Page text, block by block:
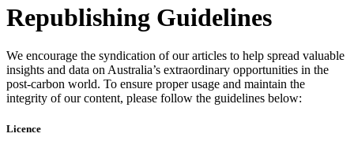
Republishing Guidelines​​​​‌ ‍ ​‍​‍‌‍ ‌ ​‍‌‍‍‌‌‍‌ ‌‍‍‌‌‍ ‍​‍​‍​ ‍‍​‍​‍‌ ​ ‌‍​‌‌‍ ‍‌‍‍‌‌ ‌​‌ ‍‌​‍ ‍‌‍‍‌‌‍ ​‍​‍​‍ ​​‍​‍‌‍‍​‌ ​‍‌‍‌‌‌‍‌‍​‍​‍​ ‍‍​‍​‍‌‍‍​‌ ‌​‌ ‌​‌ ​​​ ‍‍​‍ ​‍ ‌‍ ​‌‍ ‌‍​ ‌‍​‌‌‍ ​‌‍‍​‌‍ ‌ ​ ‌ ‌​​ ‍‍​ ​ ​ ​ ​ ​ ​ ​ ​‍ ‌‍‍‌‌‍ ‍‌ ‌​‌‍‌‌‌‍ ‍‌ ‌​​‍ ‌‍‌‌‌‍‌​‌‍‍‌‌ ‌​​‍ ‌‍ ‌‌‍ ‌‍‌​‌‍‌‌​ ‌‌ ​​‌ ​‍‌‍‌‌‌ ​ ‌‍‌‌‌‍ ‍‌ ‌​‌‍​‌‌ ‌​‌‍‍‌‌‍ ‌‍ ‍​ ‍ ‌‍‍‌‌‍‌​​ ‌‌‍‌​​ ‌ ‌‍​‌​ ‍‌‌‍​ ‌‍​‌​ ‍​​ ‌​​‍ ‌​ ‍​​ ‌‌​ ‌ ‌‍​‍​‍ ‌​ ‌​‌‍​‌‌‍​‌​ ​‌​‍ ‌‌‍​‍​ ‍​​ ​​​ ​‌​‍ ‌​ ​ ​ ‍‌‌‍​‍​ ​‌​ ​​​ ​ ​ ‌ ‌‍​‍​ ​‍​ ‍​​ ‌‍​ ‌ ​ ‍ ‌ ‌​‌ ‍‌‌ ​​‌‍‌‌​ ‌‌ ​​‌‍​‌‌‍‌ ‌‍‌‌​ ‍ ‌ ​​‌‍​‌‌ ‌​‌‍‍​​ ‌‌ ‌​‌‍‍‌‌ ‌​‌‍ ​‌‍‌‌​ ‌‍​‍‌‍​‌‌ ​ ‌‍‌‌‌‌‌‌‌ ​‍‌‍ ​​ ‌‌‍‍​‌ ‌​‌ ‌​‌ ​​​‍‌‌​ ​ ‌​​‌​‍‌‌​ ​‍‌​‌‍​‍‌‌​ ​‍‌​‌‍‌‍ ​‌‍ ‌‍​ ‌‍​‌‌‍ ​‌‍‍​‌‍ ‌ ​ ‌ ‌​​‍‌‌​ ​ ‌​​‌​ ​ ​ ​ ​ ​ ​ ​ ​‍‌‍‌‍‍‌‌‍‌​​ ‌‌‍‌​​ ‌ ‌‍​‌​ ‍‌‌‍​ ‌‍​‌​ ‍​​ ‌​​‍ ‌​ ‍​​ ‌‌​ ‌ ‌‍​‍​‍ ‌​ ‌​‌‍​‌‌‍​‌​ ​‌​‍ ‌‌‍​‍​ ‍​​ ​​​ ​‌​‍ ‌​ ​ ​ ‍‌‌‍​‍​ ​‌​ ​​​ ​ ​ ‌ ‌‍​‍​ ​‍​ ‍​​ ‌‍​ ‌ ​‍‌‍‌ ‌​‌ ‍‌‌ ​​‌‍‌‌​ ‌‌ ​​‌‍​‌‌‍‌ ‌‍‌‌​‍‌‍‌ ​​‌‍​‌‌ ‌​‌‍‍​​ ‌‌ ‌​‌‍‍‌‌ ‌​‌‍ ​‌‍‌‌​‍‌‍‌ ​​‌‍‌‌‌ ​‍‌ ​ ‌ ​​‌‍‌‌‌‍​ ‌ ‌​‌‍‍‌‌ ‌‍‌‍‌‌​ ‌‌ ​​‌ ‌‌‌‍​‍‌‍ ​‌‍‍‌‌ ​ ‌‍‍​‌‍‌‌‌‍‌​​‍​‍‌ ‌
We encourage the syndication of our articles to help spread valuable
insights and data on Australia’s extraordinary opportunities in the
post-carbon world. To ensure proper usage and maintain the
integrity of our content, please follow the guidelines below:​​​​‌ ‍ ​‍​‍‌‍ ‌ ​‍‌‍‍‌‌‍‌ ‌‍‍‌‌‍ ‍​‍​‍​ ‍‍​‍​‍‌ ​ ‌‍​‌‌‍ ‍‌‍‍‌‌ ‌​‌ ‍‌​‍ ‍‌‍‍‌‌‍ ​‍​‍​‍ ​​‍​‍‌‍‍​‌ ​‍‌‍‌‌‌‍‌‍​‍​‍​ ‍‍​‍​‍‌‍‍​‌ ‌​‌ ‌​‌ ​​​ ‍‍​‍ ​‍ ‌‍ ​‌‍ ‌‍​ ‌‍​‌‌‍ ​‌‍‍​‌‍ ‌ ​ ‌ ‌​​ ‍‍​ ​ ​ ​ ​ ​ ​ ​ ​‍ ‌‍‍‌‌‍ ‍‌ ‌​‌‍‌‌‌‍ ‍‌ ‌​​‍ ‌‍‌‌‌‍‌​‌‍‍‌‌ ‌​​‍ ‌‍ ‌‌‍ ‌‍‌​‌‍‌‌​ ‌‌ ​​‌ ​‍‌‍‌‌‌ ​ ‌‍‌‌‌‍ ‍‌ ‌​‌‍​‌‌ ‌​‌‍‍‌‌‍ ‌‍ ‍​ ‍ ‌‍‍‌‌‍‌​​ ‌‌‍‌​​ ‌ ‌‍​‌​ ‍‌‌‍​ ‌‍​‌​ ‍​​ ‌​​‍ ‌​ ‍​​ ‌‌​ ‌ ‌‍​‍​‍ ‌​ ‌​‌‍​‌‌‍​‌​ ​‌​‍ ‌‌‍​‍​ ‍​​ ​​​ ​‌​‍ ‌​ ​ ​ ‍‌‌‍​‍​ ​‌​ ​​​ ​ ​ ‌ ‌‍​‍​ ​‍​ ‍​​ ‌‍​ ‌ ​ ‍ ‌ ‌​‌ ‍‌‌ ​​‌‍‌‌​ ‌‌ ​​‌‍​‌‌‍‌ ‌‍‌‌​ ‍ ‌ ​​‌‍​‌‌ ‌​‌‍‍​​ ‌‌ ​ ‌‍‌‌‌‍​ ‌ ‌​‌‍‍‌‌‍ ‌‍ ‍‌ ​ ​‍‌‌​ ‌‌‌​​‍‌‌ ‌‍‍ ‌‍‌‌‌ ‍‌​‍‌‌​ ​ ‌​‌​​‍‌‌​ ​ ‌​‌​​‍‌‌​ ​‍​ ​‍‌‍‌​​ ​‌‌‍​‍‌‍‌​​ ​​​ ​ ‌‍‌‍‌‍​‍‌‍‌‍​ ‍​​ ​​​ ​​​‍‌‌​ ​‍​ ​‍​‍‌‌​ ‌‌‌​‌​​‍ ‍‌‍​ ‌‍ ‌‍ ​‌ ‌‌‌‍ ‌‌‍ ‍‌ ​ ​‍‌‌​ ‌‌‌​​‍‌‌ ‌‍‍ ‌‍‌‌‌ ‍‌​‍‌‌​ ​ ‌​‌​​‍‌‌​ ​ ‌​‌​​‍‌‌​ ​‍​ ​‍​ ‌‌‌‍‌​​ ‌​​ ‍​​ ‍​​ ‌​​ ​‌​ ‍‌​ ‌‌‌‍‌​​ ‌ ​ ‍​​‍‌‌​ ​‍​ ​‍​‍‌‌​ ‌‌‌​‌​​‍ ‍‌‍​ ‌‍ ‌‍ ‍‌ ‌​‌‍‌‌‌‍ ‍‌ ‌​​‍‌‌​ ‌‌‌​​‍‌‌ ‌‍‍ ‌‍‌‌‌ ‍‌​‍‌‌​ ​ ‌​‌​​‍‌‌​ ​ ‌​‌​​‍‌‌​ ​‍​ ​‍‌‍​‍‌‍‌​​ ​ ‌‍‌​‌‍‌‍​ ‌​​ ​‌​ ‌‌​ ‍​​ ‌‌‌‍​‍​ ​ ​‍‌‌​ ​‍​ ​‍​‍‌‌​ ‌‌‌​‌​​‍ ‍‌‍​ ‌‍‍​‌‍‍‌‌‍ ​‌‍‌​‌ ​‍‌‍‌‌‌‍ ‍​‍‌‌​ ‌‌‌​​‍‌‌ ‌‍‍ ‌‍‌‌‌ ‍‌​‍‌‌​ ​ ‌​‌​​‍‌‌​ ​ ‌​‌​​‍‌‌​ ​‍​ ​‍​ ​​​ ​​‌‍​ ​ ‍‌​ ‌‌‌‍​ ​ ‌‌​ ‌ ​ ‌​​ ‌‍​ ​​​ ‌ ​ ​​​‍‌‌​ ​‍​ ​‍​‍‌‌​ ‌‌‌​‌​​‍ ‍‌ ‌​‌‍‌‌‌ ‍​‌ ‌​​ ‌‍​‍‌‍​‌‌ ​ ‌‍‌‌‌‌‌‌‌ ​‍‌‍ ​​ ‌‌‍‍​‌ ‌​‌ ‌​‌ ​​​‍‌‌​ ​ ‌​​‌​‍‌‌​ ​‍‌​‌‍​‍‌‌​ ​‍‌​‌‍‌‍ ​‌‍ ‌‍​ ‌‍​‌‌‍ ​‌‍‍​‌‍ ‌ ​ ‌ ‌​​‍‌‌​ ​ ‌​​‌​ ​ ​ ​ ​ ​ ​ ​ ​‍‌‍‌‍‍‌‌‍‌​​ ‌‌‍‌​​ ‌ ‌‍​‌​ ‍‌‌‍​ ‌‍​‌​ ‍​​ ‌​​‍ ‌​ ‍​​ ‌‌​ ‌ ‌‍​‍​‍ ‌​ ‌​‌‍​‌‌‍​‌​ ​‌​‍ ‌‌‍​‍​ ‍​​ ​​​ ​‌​‍ ‌​ ​ ​ ‍‌‌‍​‍​ ​‌​ ​​​ ​ ​ ‌ ‌‍​‍​ ​‍​ ‍​​ ‌‍​ ‌ ​‍‌‍‌ ‌​‌ ‍‌‌ ​​‌‍‌‌​ ‌‌ ​​‌‍​‌‌‍‌ ‌‍‌‌​‍‌‍‌ ​​‌‍​‌‌ ‌​‌‍‍​​ ‌‌ ​ ‌‍‌‌‌‍​ ‌ ‌​‌‍‍‌‌‍ ‌‍ ‍‌ ​ ​‍‌‌​ ‌‌‌​​‍‌‌ ‌‍‍ ‌‍‌‌‌ ‍‌​‍‌‌​ ​ ‌​‌​​‍‌‌​ ​ ‌​‌​​‍‌‌​ ​‍​ ​‍‌‍‌​​ ​‌‌‍​‍‌‍‌​​ ​​​ ​ ‌‍‌‍‌‍​‍‌‍‌‍​ ‍​​ ​​​ ​​​‍‌‌​ ​‍​ ​‍​‍‌‌​ ‌‌‌​‌​​‍ ‍‌‍​ ‌‍ ‌‍ ​‌ ‌‌‌‍ ‌‌‍ ‍‌ ​ ​‍‌‌​ ‌‌‌​​‍‌‌ ‌‍‍ ‌‍‌‌‌ ‍‌​‍‌‌​ ​ ‌​‌​​‍‌‌​ ​ ‌​‌​​‍‌‌​ ​‍​ ​‍​ ‌‌‌‍‌​​ ‌​​ ‍​​ ‍​​ ‌​​ ​‌​ ‍‌​ ‌‌‌‍‌​​ ‌ ​ ‍​​‍‌‌​ ​‍​ ​‍​‍‌‌​ ‌‌‌​‌​​‍ ‍‌‍​ ‌‍ ‌‍ ‍‌ ‌​‌‍‌‌‌‍ ‍‌ ‌​​‍‌‌​ ‌‌‌​​‍‌‌ ‌‍‍ ‌‍‌‌‌ ‍‌​‍‌‌​ ​ ‌​‌​​‍‌‌​ ​ ‌​‌​​‍‌‌​ ​‍​ ​‍‌‍​‍‌‍‌​​ ​ ‌‍‌​‌‍‌‍​ ‌​​ ​‌​ ‌‌​ ‍​​ ‌‌‌‍​‍​ ​ ​‍‌‌​ ​‍​ ​‍​‍‌‌​ ‌‌‌​‌​​‍ ‍‌‍​ ‌‍‍​‌‍‍‌‌‍ ​‌‍‌​‌ ​‍‌‍‌‌‌‍ ‍​‍‌‌​ ‌‌‌​​‍‌‌ ‌‍‍ ‌‍‌‌‌ ‍‌​‍‌‌​ ​ ‌​‌​​‍‌‌​ ​ ‌​‌​​‍‌‌​ ​‍​ ​‍​ ​​​ ​​‌‍​ ​ ‍‌​ ‌‌‌‍​ ​ ‌‌​ ‌ ​ ‌​​ ‌‍​ ​​​ ‌ ​ ​​​‍‌‌​ ​‍​ ​‍​‍‌‌​ ‌‌‌​‌​​‍ ‍‌ ‌​‌‍‌‌‌ ‍​‌ ‌​​‍‌‍‌ ​​‌‍‌‌‌ ​‍‌ ​ ‌ ​​‌‍‌‌‌‍​ ‌ ‌​‌‍‍‌‌ ‌‍‌‍‌‌​ ‌‌ ​​‌ ‌‌‌‍​‍‌‍ ​‌‍‍‌‌ ​ ‌‍‍​‌‍‌‌‌‍‌​​‍​‍‌ ‌
Licence​​​​‌ ‍ ​‍​‍‌‍ ‌ ​‍‌‍‍‌‌‍‌ ‌‍‍‌‌‍ ‍​‍​‍​ ‍‍​‍​‍‌ ​ ‌‍​‌‌‍ ‍‌‍‍‌‌ ‌​‌ ‍‌​‍ ‍‌‍‍‌‌‍ ​‍​‍​‍ ​​‍​‍‌‍‍​‌ ​‍‌‍‌‌‌‍‌‍​‍​‍​ ‍‍​‍​‍‌‍‍​‌ ‌​‌ ‌​‌ ​​​ ‍‍​‍ ​‍ ‌‍ ​‌‍ ‌‍​ ‌‍​‌‌‍ ​‌‍‍​‌‍ ‌ ​ ‌ ‌​​ ‍‍​ ​ ​ ​ ​ ​ ​ ​ ​‍ ‌‍‍‌‌‍ ‍‌ ‌​‌‍‌‌‌‍ ‍‌ ‌​​‍ ‌‍‌‌‌‍‌​‌‍‍‌‌ ‌​​‍ ‌‍ ‌‌‍ ‌‍‌​‌‍‌‌​ ‌‌ ​​‌ ​‍‌‍‌‌‌ ​ ‌‍‌‌‌‍ ‍‌ ‌​‌‍​‌‌ ‌​‌‍‍‌‌‍ ‌‍ ‍​ ‍ ‌‍‍‌‌‍‌​​ ‌‌‍‌​​ ‌ ‌‍​‌​ ‍‌‌‍​ ‌‍​‌​ ‍​​ ‌​​‍ ‌​ ‍​​ ‌‌​ ‌ ‌‍​‍​‍ ‌​ ‌​‌‍​‌‌‍​‌​ ​‌​‍ ‌‌‍​‍​ ‍​​ ​​​ ​‌​‍ ‌​ ​ ​ ‍‌‌‍​‍​ ​‌​ ​​​ ​ ​ ‌ ‌‍​‍​ ​‍​ ‍​​ ‌‍​ ‌ ​ ‍ ‌ ‌​‌ ‍‌‌ ​​‌‍‌‌​ ‌‌ ​​‌‍​‌‌‍‌ ‌‍‌‌​ ‍ ‌ ​​‌‍​‌‌ ‌​‌‍‍​​ ‌‌ ​ ‌‍‌‌‌‍​ ‌ ‌​‌‍‍‌‌‍ ‌‍ ‍‌ ​ ​‍‌‌​ ‌‌‌​​‍‌‌ ‌‍‍ ‌‍‌‌‌ ‍‌​‍‌‌​ ​ ‌​‌​​‍‌‌​ ​ ‌​‌​​‍‌‌​ ​‍​ ​‍‌‍‌​​ ​‌‌‍​‍‌‍‌​​ ​​​ ​ ‌‍‌‍‌‍​‍‌‍‌‍​ ‍​​ ​​​ ​​​‍‌‌​ ​‍​ ​‍​‍‌‌​ ‌‌‌​‌​​‍ ‍‌‍​ ‌‍ ‌‍ ​‌ ‌‌‌‍ ‌‌‍ ‍‌ ​ ​‍‌‌​ ‌‌‌​​‍‌‌ ‌‍‍ ‌‍‌‌‌ ‍‌​‍‌‌​ ​ ‌​‌​​‍‌‌​ ​ ‌​‌​​‍‌‌​ ​‍​ ​‍​ ‌‌‌‍‌​​ ‌​​ ‍​​ ‍​​ ‌​​ ​‌​ ‍‌​ ‌‌‌‍‌​​ ‌ ​ ‍​​‍‌‌​ ​‍​ ​‍​‍‌‌​ ‌‌‌​‌​​‍ ‍‌‍​ ‌‍ ‌‍ ‍‌ ‌​‌‍‌‌‌‍ ‍‌ ‌​​‍‌‌​ ‌‌‌​​‍‌‌ ‌‍‍ ‌‍‌‌‌ ‍‌​‍‌‌​ ​ ‌​‌​​‍‌‌​ ​ ‌​‌​​‍‌‌​ ​‍​ ​‍​ ‌‌​ ‌​​ ​‍‌‍​‌​ ​‌‌‍‌‌‌‍​‍‌‍​‍​ ​‌‌‍​‌​ ‍​​ ‌​​‍‌‌​ ​‍​ ​‍​‍‌‌​ ‌‌‌​‌​​‍ ‍‌‍​ ‌‍‍​‌‍‍‌‌‍ ​‌‍‌​‌ ​‍‌‍‌‌‌‍ ‍​‍‌‌​ ‌‌‌​​‍‌‌ ‌‍‍ ‌‍‌‌‌ ‍‌​‍‌‌​ ​ ‌​‌​​‍‌‌​ ​ ‌​‌​​‍‌‌​ ​‍​ ​‍​ ​‍​ ‌‍​ ​‍​ ‌‍​ ​ ‌‍‌‌‌‍​‍​ ‌‌‌‍‌​‌‍​‍​ ‌​​ ‌​​ ​​​‍‌‌​ ​‍​ ​‍​‍‌‌​ ‌‌‌​‌​​‍ ‍‌ ‌​‌‍‌‌‌ ‍​‌ ‌​​ ‌‍​‍‌‍​‌‌ ​ ‌‍‌‌‌‌‌‌‌ ​‍‌‍ ​​ ‌‌‍‍​‌ ‌​‌ ‌​‌ ​​​‍‌‌​ ​ ‌​​‌​‍‌‌​ ​‍‌​‌‍​‍‌‌​ ​‍‌​‌‍‌‍ ​‌‍ ‌‍​ ‌‍​‌‌‍ ​‌‍‍​‌‍ ‌ ​ ‌ ‌​​‍‌‌​ ​ ‌​​‌​ ​ ​ ​ ​ ​ ​ ​ ​‍‌‍‌‍‍‌‌‍‌​​ ‌‌‍‌​​ ‌ ‌‍​‌​ ‍‌‌‍​ ‌‍​‌​ ‍​​ ‌​​‍ ‌​ ‍​​ ‌‌​ ‌ ‌‍​‍​‍ ‌​ ‌​‌‍​‌‌‍​‌​ ​‌​‍ ‌‌‍​‍​ ‍​​ ​​​ ​‌​‍ ‌​ ​ ​ ‍‌‌‍​‍​ ​‌​ ​​​ ​ ​ ‌ ‌‍​‍​ ​‍​ ‍​​ ‌‍​ ‌ ​‍‌‍‌ ‌​‌ ‍‌‌ ​​‌‍‌‌​ ‌‌ ​​‌‍​‌‌‍‌ ‌‍‌‌​‍‌‍‌ ​​‌‍​‌‌ ‌​‌‍‍​​ ‌‌ ​ ‌‍‌‌‌‍​ ‌ ‌​‌‍‍‌‌‍ ‌‍ ‍‌ ​ ​‍‌‌​ ‌‌‌​​‍‌‌ ‌‍‍ ‌‍‌‌‌ ‍‌​‍‌‌​ ​ ‌​‌​​‍‌‌​ ​ ‌​‌​​‍‌‌​ ​‍​ ​‍‌‍‌​​ ​‌‌‍​‍‌‍‌​​ ​​​ ​ ‌‍‌‍‌‍​‍‌‍‌‍​ ‍​​ ​​​ ​​​‍‌‌​ ​‍​ ​‍​‍‌‌​ ‌‌‌​‌​​‍ ‍‌‍​ ‌‍ ‌‍ ​‌ ‌‌‌‍ ‌‌‍ ‍‌ ​ ​‍‌‌​ ‌‌‌​​‍‌‌ ‌‍‍ ‌‍‌‌‌ ‍‌​‍‌‌​ ​ ‌​‌​​‍‌‌​ ​ ‌​‌​​‍‌‌​ ​‍​ ​‍​ ‌‌‌‍‌​​ ‌​​ ‍​​ ‍​​ ‌​​ ​‌​ ‍‌​ ‌‌‌‍‌​​ ‌ ​ ‍​​‍‌‌​ ​‍​ ​‍​‍‌‌​ ‌‌‌​‌​​‍ ‍‌‍​ ‌‍ ‌‍ ‍‌ ‌​‌‍‌‌‌‍ ‍‌ ‌​​‍‌‌​ ‌‌‌​​‍‌‌ ‌‍‍ ‌‍‌‌‌ ‍‌​‍‌‌​ ​ ‌​‌​​‍‌‌​ ​ ‌​‌​​‍‌‌​ ​‍​ ​‍​ ‌‌​ ‌​​ ​‍‌‍​‌​ ​‌‌‍‌‌‌‍​‍‌‍​‍​ ​‌‌‍​‌​ ‍​​ ‌​​‍‌‌​ ​‍​ ​‍​‍‌‌​ ‌‌‌​‌​​‍ ‍‌‍​ ‌‍‍​‌‍‍‌‌‍ ​‌‍‌​‌ ​‍‌‍‌‌‌‍ ‍​‍‌‌​ ‌‌‌​​‍‌‌ ‌‍‍ ‌‍‌‌‌ ‍‌​‍‌‌​ ​ ‌​‌​​‍‌‌​ ​ ‌​‌​​‍‌‌​ ​‍​ ​‍​ ​‍​ ‌‍​ ​‍​ ‌‍​ ​ ‌‍‌‌‌‍​‍​ ‌‌‌‍‌​‌‍​‍​ ‌​​ ‌​​ ​​​‍‌‌​ ​‍​ ​‍​‍‌‌​ ‌‌‌​‌​​‍ ‍‌ ‌​‌‍‌‌‌ ‍​‌ ‌​​‍‌‍‌ ​​‌‍‌‌‌ ​‍‌ ​ ‌ ​​‌‍‌‌‌‍​ ‌ ‌​‌‍‍‌‌ ‌‍‌‍‌‌​ ‌‌ ​​‌ ‌‌‌‍​‍‌‍ ​‌‍‍‌‌ ​ ‌‍‍​‌‍‌‌‌‍‌​​‍​‍‌ ‌